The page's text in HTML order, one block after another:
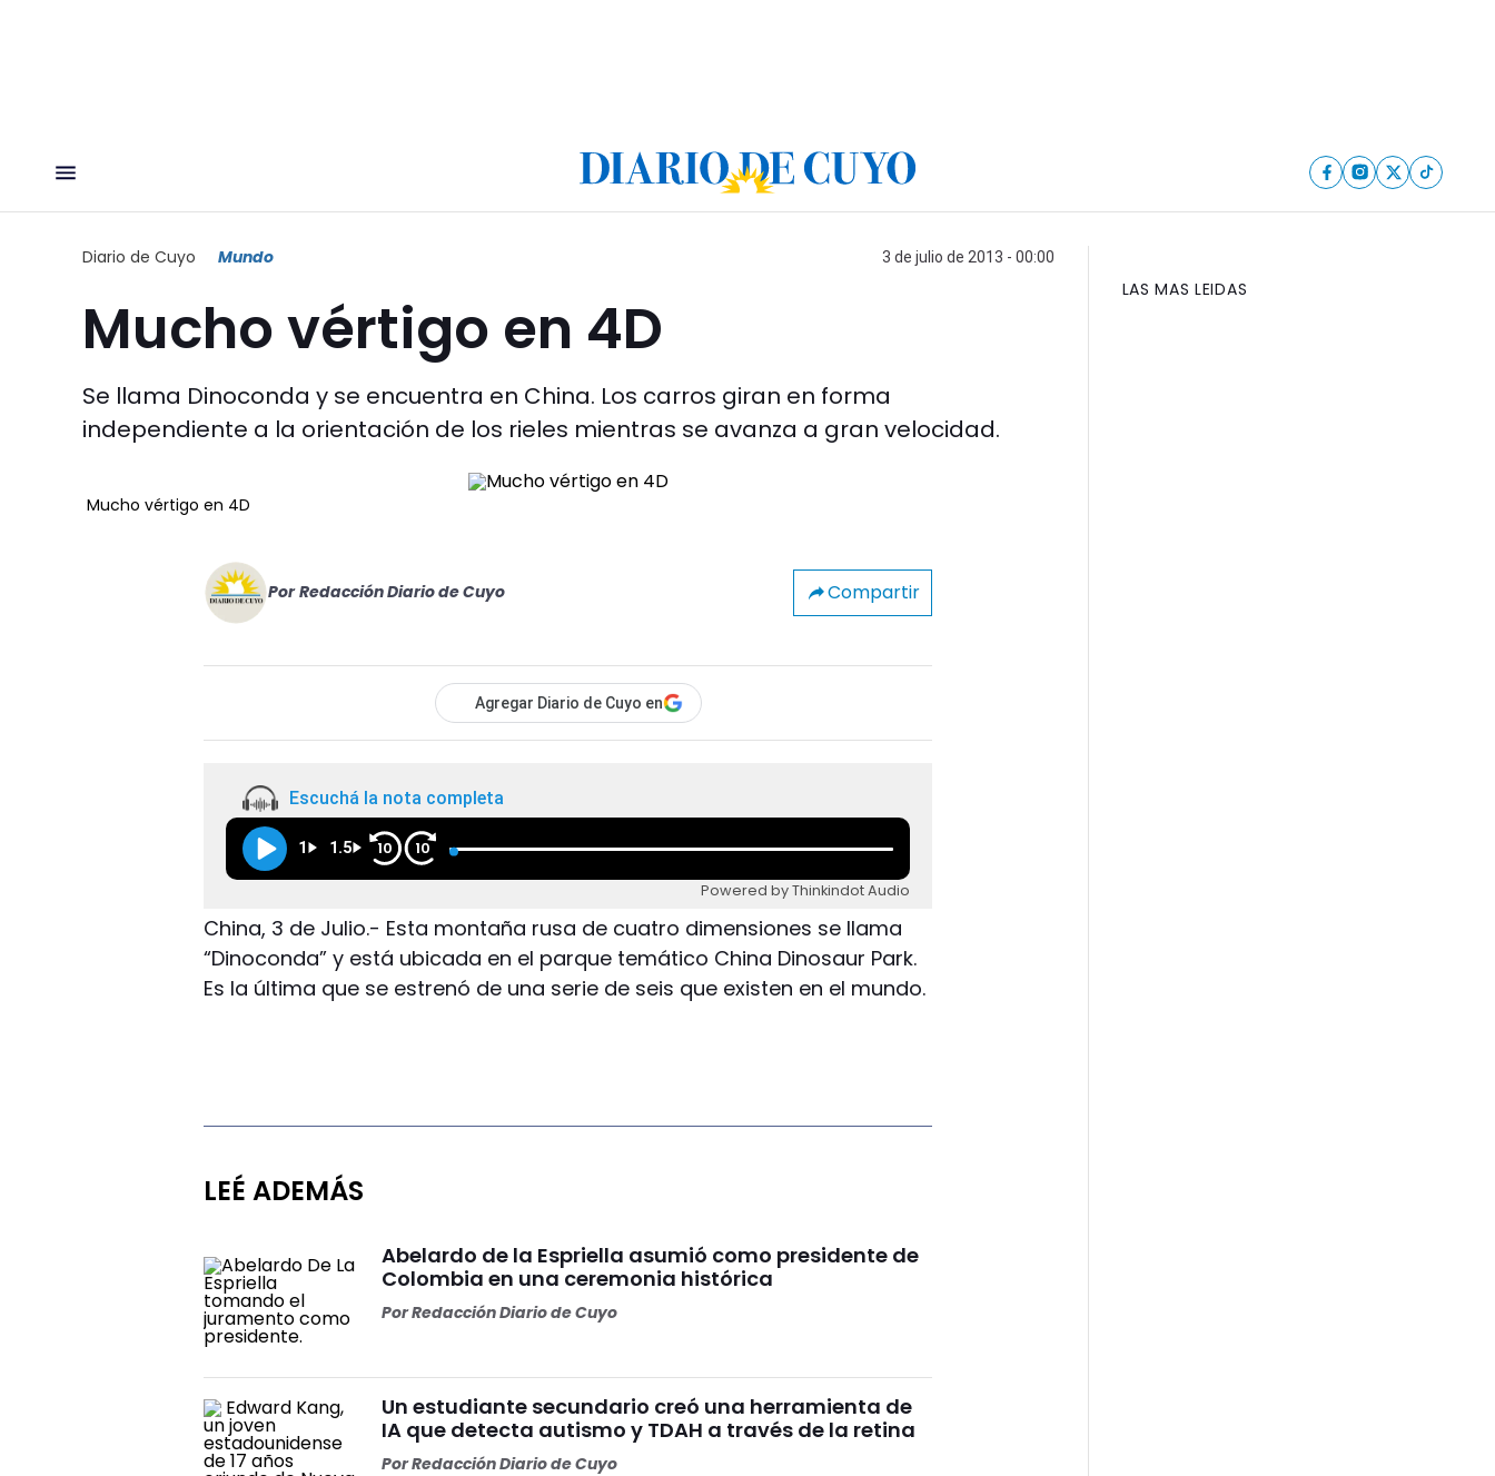
Diario de Cuyo Mundo 3 de julio de 2013 - 00:00
Mucho vértigo en 4D
Se llama Dinoconda y se encuentra en China. Los carros giran en forma
independiente a la orientación de los rieles mientras se avanza a gran velocidad.
Mucho vértigo en 4D
Por Redacción Diario de Cuyo Compartir
Agregar Diario de Cuyo en
Escuchá la nota completa
1 1.5 10 10
Powered by Thinkindot Audio
China, 3 de Julio.- Esta montaña rusa de cuatro dimensiones se llama
“Dinoconda” y está ubicada en el parque temático China Dinosaur Park.
Es la última que se estrenó de una serie de seis que existen en el mundo.
LEÉ ADEMÁS
Abelardo de la Espriella asumió como presidente de
Colombia en una ceremonia histórica
PorRedacción Diario de Cuyo
Un estudiante secundario creó una herramienta de
IA que detecta autismo y TDAH a través de la retina
PorRedacción Diario de Cuyo
LAS MAS LEIDAS